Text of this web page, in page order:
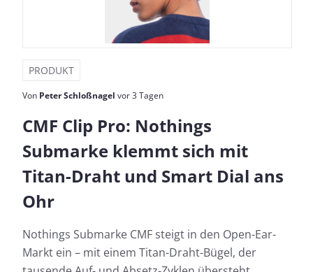
PRODUKT
Von Peter Schloßnagel vor 3 Tagen
CMF Clip Pro: Nothings
Submarke klemmt sich mit
Titan-Draht und Smart Dial ans
Ohr
Nothings Submarke CMF steigt in den Open-Ear-
Markt ein – mit einem Titan-Draht-Bügel, der